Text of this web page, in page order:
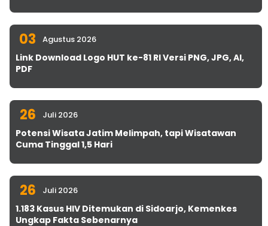
03 Agustus 2026
Link Download Logo HUT ke-81 RI Versi PNG, JPG, AI,
PDF
26 Juli 2026
Potensi Wisata Jatim Melimpah, tapi Wisatawan
Cuma Tinggal 1,5 Hari
26 Juli 2026
1.183 Kasus HIV Ditemukan di Sidoarjo, Kemenkes
Ungkap Fakta Sebenarnya